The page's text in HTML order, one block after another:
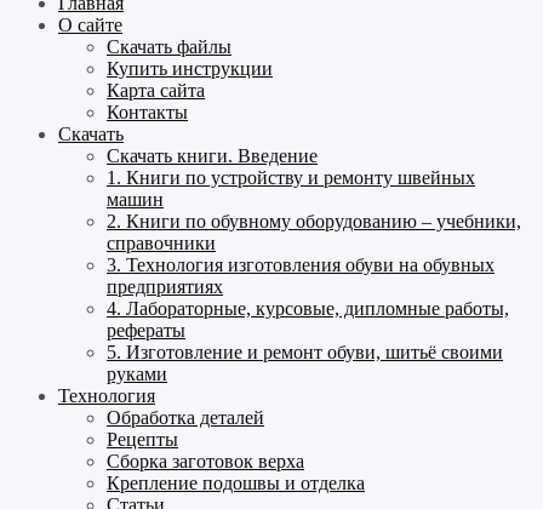
О сайте
Скачать файлы
Купить инструкции
Карта сайта
Контакты
Скачать
Скачать книги. Введение
1. Книги по устройству и ремонту швейных
машин
2. Книги по обувному оборудованию – учебники,
справочники
3. Технология изготовления обуви на обувных
предприятиях
4. Лабораторные, курсовые, дипломные работы,
рефераты
5. Изготовление и ремонт обуви, шитьё своими
руками
Технология
Обработка деталей
Рецепты
Сборка заготовок верха
Крепление подошвы и отделка
Статьи